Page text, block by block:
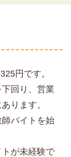
円です。
回り、営業
ります。
バイトを始
が未経験で